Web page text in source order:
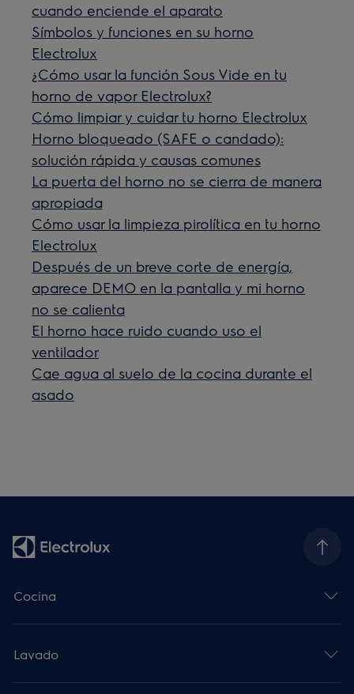
cuando enciende el aparato
Símbolos y funciones en su horno
Electrolux
¿Cómo usar la función Sous Vide en tu
horno de vapor Electrolux?
Cómo limpiar y cuidar tu horno Electrolux
Horno bloqueado (SAFE o candado):
solución rápida y causas comunes
La puerta del horno no se cierra de manera
apropiada
Cómo usar la limpieza pirolítica en tu horno
Electrolux
Después de un breve corte de energía,
aparece DEMO en la pantalla y mi horno
no se calienta
El horno hace ruido cuando uso el
ventilador
Cae agua al suelo de la cocina durante el
asado
Cocina
Lavado